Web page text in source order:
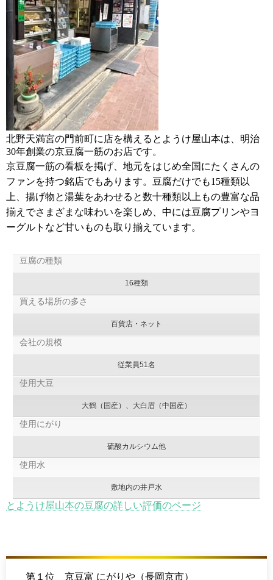
北野天満宮の門前町に店を構えるとようけ屋山本は、明治
30年創業の京豆腐一筋のお店です。
京豆腐一筋の看板を掲げ、地元をはじめ全国にたくさんの
ファンを持つ銘店でもあります。豆腐だけでも15種類以
上、揚げ物と湯葉をあわせると数十種類以上もの豊富な品
揃えでさまざまな味わいを楽しめ、中には豆腐プリンやヨ
ーグルトなど甘いものも取り揃えています。
豆腐の種類
16種類
買える場所の多さ
百貨店・ネット
会社の規模
従業員51名
使用大豆
大鶴（国産）、大白眉（中国産）
使用にがり
硫酸カルシウム他
使用水
敷地内の井戸水
とようけ屋山本の豆腐の詳しい評価のページ
第１位 京豆富 にがりや（長岡京市）